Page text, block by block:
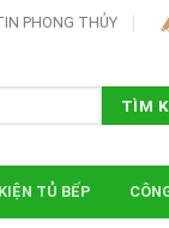
PHONG THỦY
TÌM
TỦ BẾP